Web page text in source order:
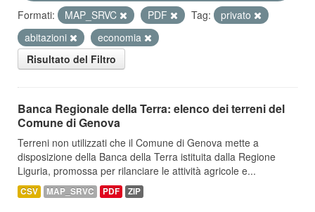
Formati:
MAP_SRVC PDF Tag:
privato
abitazioni
economia
Risultato del Filtro
Banca Regionale della Terra: elenco dei terreni del
Comune di Genova
Terreni non utilizzati che il Comune di Genova mette a
disposizione della Banca della Terra istituita dalla Regione
Liguria, promossa per rilanciare le attività agricole e...
CSV MAP_SRVC PDF ZIP